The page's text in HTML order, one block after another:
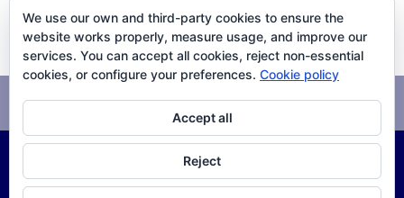
Uncategorized
Avís legal Política de cookies
©2026DISSALUD, SLU DesarrolloXPG Servicios
We use our own and third-party cookies to ensure the
website works properly, measure usage, and improve our
services. You can accept all cookies, reject non-essential
cookies, or configure your preferences. Cookie policy
Accept all
Reject